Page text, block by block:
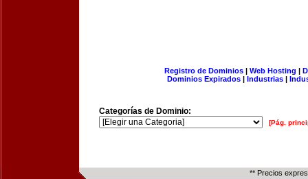
Registro de Dominios| Web Hosting |
Dominios Expirados | Industrias |
Categorías de Dominio:
[Pág.
** Precios